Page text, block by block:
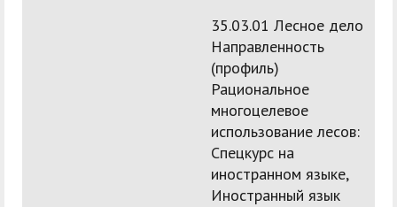
35.03.01 Лесное дело
Направленность
(профиль)
Рациональное
многоцелевое
использование лесов:
Спецкурс на
иностранном языке,
Иностранный язык